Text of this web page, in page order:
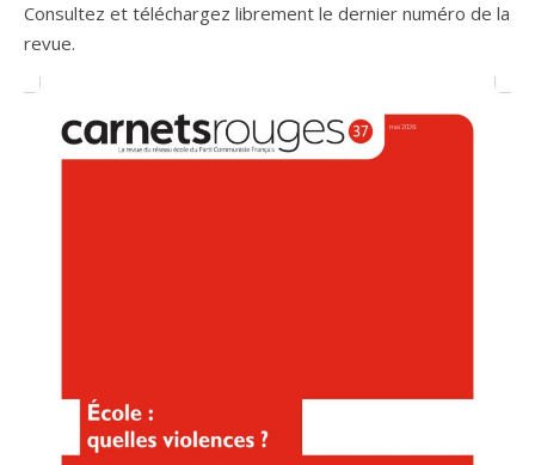
Consultez et téléchargez librement le dernier numéro de la
revue.